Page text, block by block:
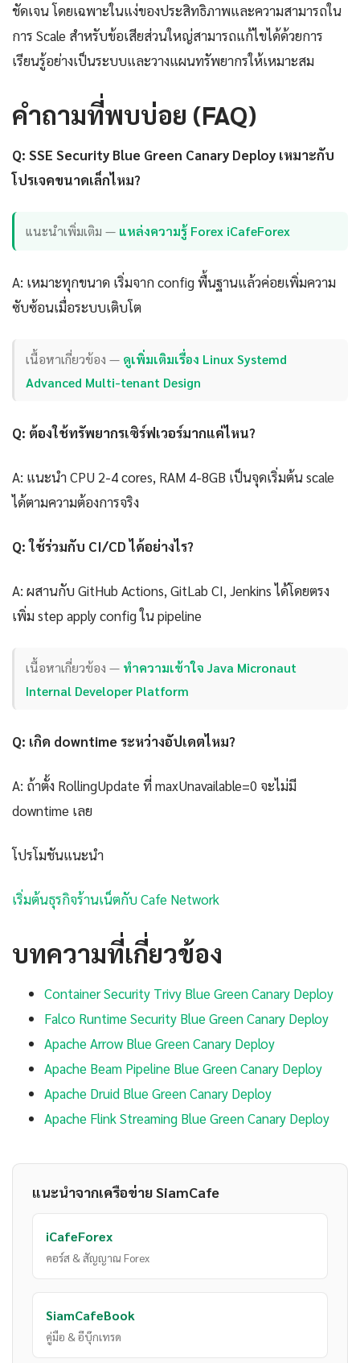
ชัดเจน โดยเฉพาะในแง่ของประสิทธิภาพและความสามารถใน
การ Scale สำหรับข้อเสียส่วนใหญ่สามารถแก้ไขได้ด้วยการ
เรียนรู้อย่างเป็นระบบและวางแผนทรัพยากรให้เหมาะสม
คำถามที่พบบ่อย (FAQ)
Q: SSE Security Blue Green Canary Deploy เหมาะกับ
โปรเจคขนาดเล็กไหม?
แนะนำเพิ่มเติม — แหล่งความรู้ Forex iCafeForex
A: เหมาะทุกขนาด เริ่มจาก config พื้นฐานแล้วค่อยเพิ่มความ
ซับซ้อนเมื่อระบบเติบโต
เนื้อหาเกี่ยวข้อง — ดูเพิ่มเติมเรื่อง Linux Systemd
Advanced Multi-tenant Design
Q: ต้องใช้ทรัพยากรเซิร์ฟเวอร์มากแค่ไหน?
A: แนะนำ CPU 2-4 cores, RAM 4-8GB เป็นจุดเริ่มต้น scale
ได้ตามความต้องการจริง
Q: ใช้ร่วมกับ CI/CD ได้อย่างไร?
A: ผสานกับ GitHub Actions, GitLab CI, Jenkins ได้โดยตรง
เพิ่ม step apply config ใน pipeline
เนื้อหาเกี่ยวข้อง — ทำความเข้าใจ Java Micronaut
Internal Developer Platform
Q: เกิด downtime ระหว่างอัปเดตไหม?
A: ถ้าตั้ง RollingUpdate ที่ maxUnavailable=0 จะไม่มี
downtime เลย
โปรโมชันแนะนำ
เริ่มต้นธุรกิจร้านเน็ตกับ Cafe Network
บทความที่เกี่ยวข้อง
Container Security Trivy Blue Green Canary Deploy
Falco Runtime Security Blue Green Canary Deploy
Apache Arrow Blue Green Canary Deploy
Apache Beam Pipeline Blue Green Canary Deploy
Apache Druid Blue Green Canary Deploy
Apache Flink Streaming Blue Green Canary Deploy
แนะนำจากเครือข่าย SiamCafe
iCafeForex
คอร์ส & สัญญาณ Forex
SiamCafeBook
คู่มือ & อีบุ๊กเทรด